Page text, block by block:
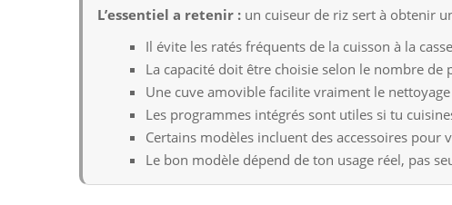
L’essentiel a retenir : un cuiseur de riz sert à obtenir
Il évite les ratés fréquents de la cuisson à la
La capacité doit être choisie selon le nombre de
Une cuve amovible facilite vraiment le
Les programmes intégrés sont utiles si tu
Certains modèles incluent des accessoires pour
Le bon modèle dépend de ton usage réel, pas